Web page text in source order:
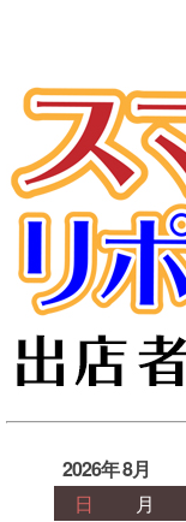
2026年 8月
日
月